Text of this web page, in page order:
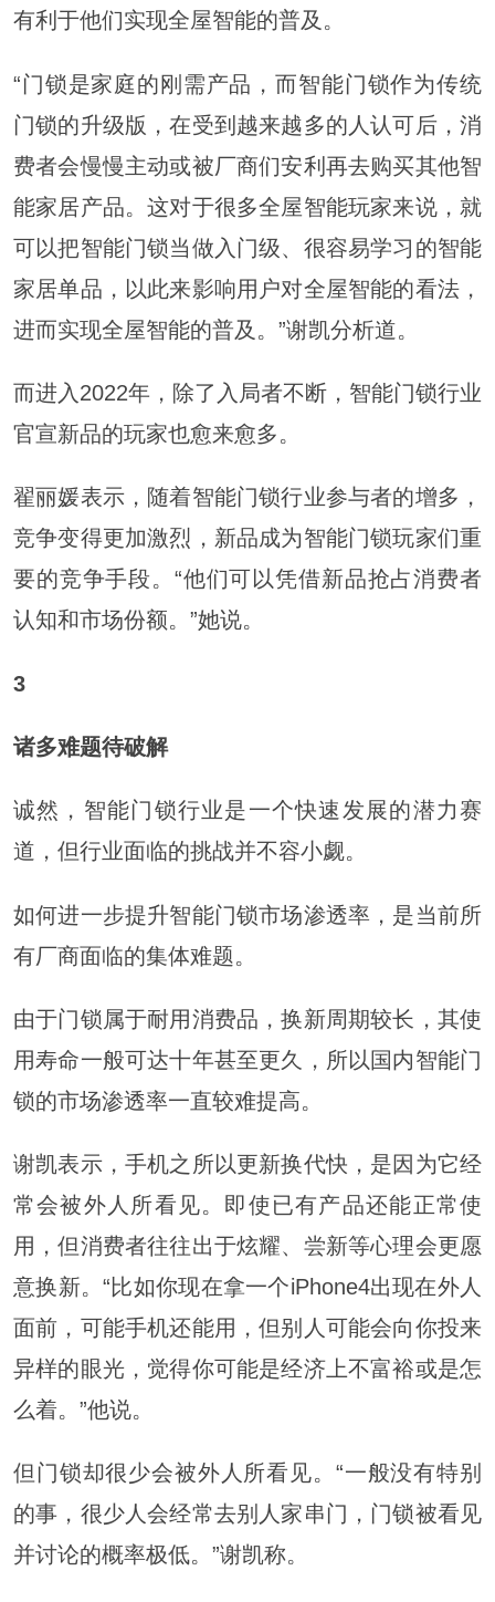
有利于他们实现全屋智能的普及。
“门锁是家庭的刚需产品，而智能门锁作为传统
门锁的升级版，在受到越来越多的人认可后，消
费者会慢慢主动或被厂商们安利再去购买其他智
能家居产品。这对于很多全屋智能玩家来说，就
可以把智能门锁当做入门级、很容易学习的智能
家居单品，以此来影响用户对全屋智能的看法，
进而实现全屋智能的普及。”谢凯分析道。
而进入2022年，除了入局者不断，智能门锁行业
官宣新品的玩家也愈来愈多。
翟丽媛表示，随着智能门锁行业参与者的增多，
竞争变得更加激烈，新品成为智能门锁玩家们重
要的竞争手段。“他们可以凭借新品抢占消费者
认知和市场份额。”她说。
3
诸多难题待破解
诚然，智能门锁行业是一个快速发展的潜力赛
道，但行业面临的挑战并不容小觑。
如何进一步提升智能门锁市场渗透率，是当前所
有厂商面临的集体难题。
由于门锁属于耐用消费品，换新周期较长，其使
用寿命一般可达十年甚至更久，所以国内智能门
锁的市场渗透率一直较难提高。
谢凯表示，手机之所以更新换代快，是因为它经
常会被外人所看见。即使已有产品还能正常使
用，但消费者往往出于炫耀、尝新等心理会更愿
意换新。“比如你现在拿一个iPhone4出现在外人
面前，可能手机还能用，但别人可能会向你投来
异样的眼光，觉得你可能是经济上不富裕或是怎
么着。”他说。
但门锁却很少会被外人所看见。“一般没有特别
的事，很少人会经常去别人家串门，门锁被看见
并讨论的概率极低。”谢凯称。